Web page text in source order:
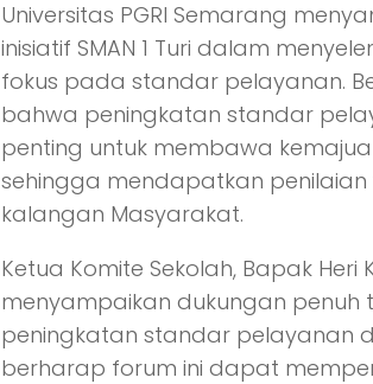
Universitas PGRI Semarang
inisiatif SMAN 1 Turi dalam
fokus pada standar pelayanan.
bahwa peningkatan standar
penting untuk membawa
sehingga mendapatkan
kalangan Masyarakat.
Ketua Komite Sekolah, Bapak Heri
menyampaikan dukungan
peningkatan standar pelayanan di
berharap forum ini dapat